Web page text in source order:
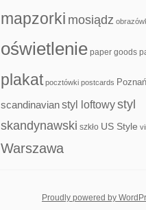
mapzorki mosiądz
oświetlenie paper goods
plakat pocztówki postcards Poznań
scandinavianstyl loftowystyl
skandynawski szkło US Style
Warszawa
Proudly powered by